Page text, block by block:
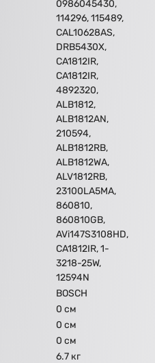
0986045430,
114296, 115489,
CAL10628AS,
DRB5430X,
CA1812IR,
CA1812IR,
4892320,
ALB1812,
ALB1812AN,
210594,
ALB1812RB,
ALB1812WA,
ALV1812RB,
23100LA5MA,
860810,
860810GB,
AVi147S3108HD,
CA1812IR, 1-
3218-25W,
12594N
BOSCH
0 см
0 см
0 см
6.7 кг